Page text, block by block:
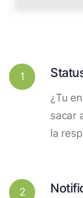
1
¿Tu
sacar
la
2